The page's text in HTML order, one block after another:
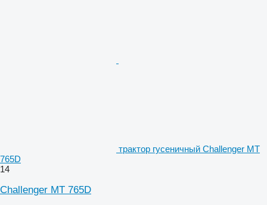
трактор гусеничный Challenger MT
765D
14
Challenger MT 765D